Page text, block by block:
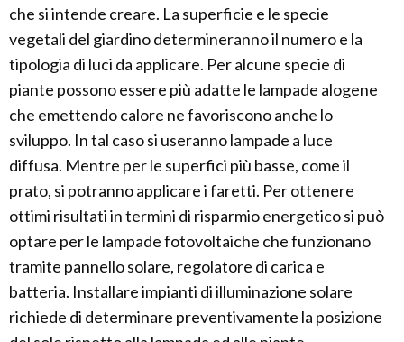
che si intende creare. La superficie e le specie
vegetali del giardino determineranno il numero e la
tipologia di luci da applicare. Per alcune specie di
piante possono essere più adatte le lampade alogene
che emettendo calore ne favoriscono anche lo
sviluppo. In tal caso si useranno lampade a luce
diffusa. Mentre per le superfici più basse, come il
prato, si potranno applicare i faretti. Per ottenere
ottimi risultati in termini di risparmio energetico si può
optare per le lampade fotovoltaiche che funzionano
tramite pannello solare, regolatore di carica e
batteria. Installare impianti di illuminazione solare
richiede di determinare preventivamente la posizione